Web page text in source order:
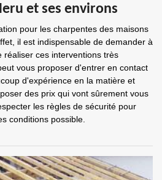
et ses environs
pour les charpentes des maisons
il est indispensable de demander à
ces interventions très
vous proposer d'entrer en contact
d'expérience en la matière et
des prix qui vont sûrement vous
les règles de sécurité pour
conditions possible.